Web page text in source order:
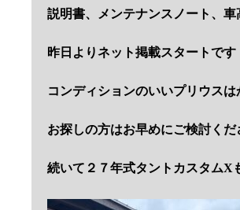
説明書、メンテナンスノート、
昨日よりネット掲載スタートです
コンディションのいいプリウス
お探しの方はお早めにご検討くだ
続いて２７年式タントカスタムX